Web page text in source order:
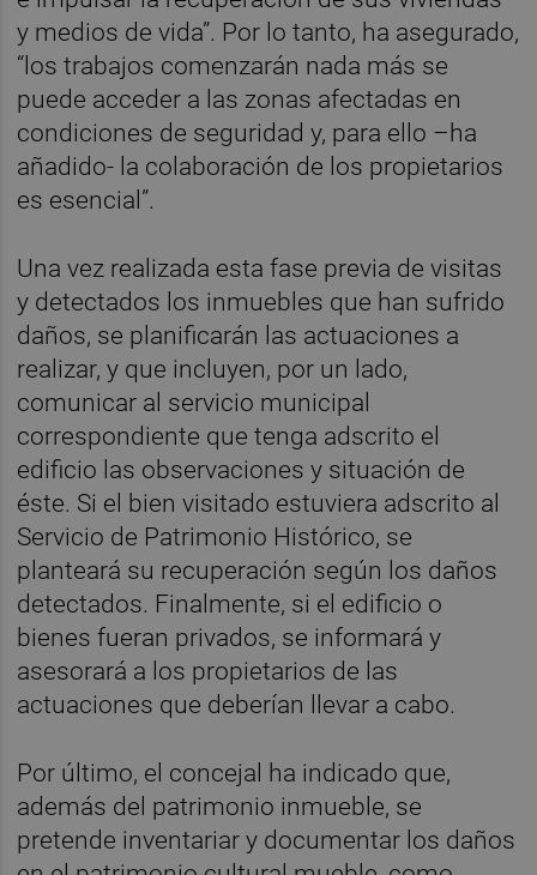
y medios de vida”. Por lo tanto, ha asegurado,
“los trabajos comenzarán nada más se
puede acceder a las zonas afectadas en
condiciones de seguridad y, para ello –ha
añadido- la colaboración de los propietarios
es esencial”.
Una vez realizada esta fase previa de visitas
y detectados los inmuebles que han sufrido
daños, se planificarán las actuaciones a
realizar, y que incluyen, por un lado,
comunicar al servicio municipal
correspondiente que tenga adscrito el
edificio las observaciones y situación de
éste. Si el bien visitado estuviera adscrito al
Servicio de Patrimonio Histórico, se
planteará su recuperación según los daños
detectados. Finalmente, si el edificio o
bienes fueran privados, se informará y
asesorará a los propietarios de las
actuaciones que deberían llevar a cabo.
Por último, el concejal ha indicado que,
además del patrimonio inmueble, se
pretende inventariar y documentar los daños